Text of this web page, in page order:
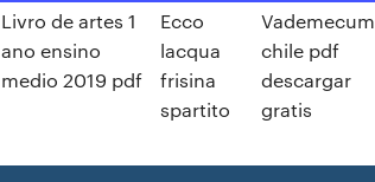
Livro de artes 1
ano ensino
medio 2019 pdf
Ecco
lacqua
frisina
spartito
Vademecum
chile pdf
descargar
gratis